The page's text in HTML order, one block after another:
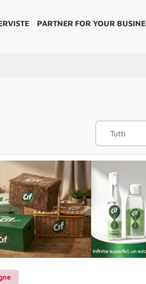
PARTNER FOR YOUR